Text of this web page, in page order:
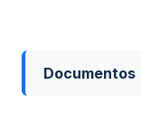
Documentos